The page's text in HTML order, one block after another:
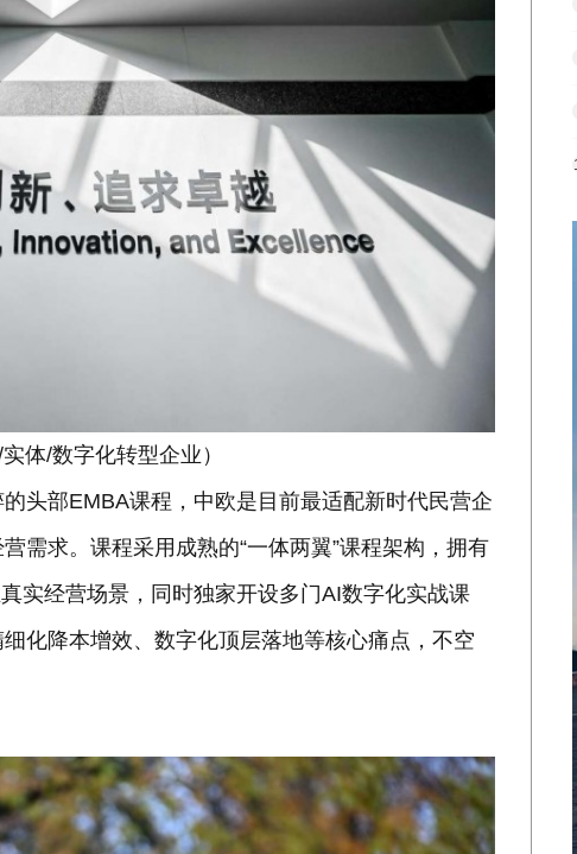
体/数字化转型企业）
头部EMBA课程，中欧是目前最适配新时代民营企
需求。课程采用成熟的“一体两翼”课程架构，拥有
实经营场景，同时独家开设多门AI数字化实战课
化降本增效、数字化顶层落地等核心痛点，不空